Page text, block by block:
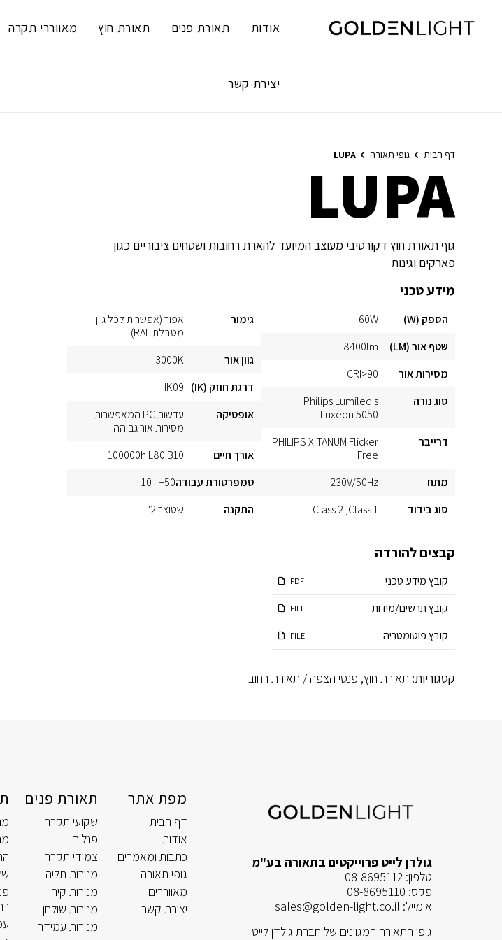
content
אודות תאורת פנים תאורת חוץ מאווררי תקרה
יצירת קשר
דף הבית גופי תאורה LUPA
LUPA
גוף תאורת חוץ דקורטיבי מעוצב המיועד להארת רחובות ושטחים ציבוריים כגון
פארקים וגינות
מידע טכני
הספק (W)
60W
שטף אור (LM)
8400lm
מסירות אור
CRI>90
סוג נורה
Philips Lumiled's
Luxeon 5050
דרייבר
PHILIPS XITANUM Flicker
Free
מתח
230V/50Hz
סוג בידוד
Class 1
Class 2
גימור
אפור (אפשרות לכל גוון
מטבלת RAL)
גוון אור
3000K
דרגת חוזק (IK)
IK09
אופטיקה
עדשות PC המאפשרות
מסירות אור גבוהה
אורך חיים
100000h L80 B10
טמפרטורת עבודה50+ - 10-
התקנה
שטוצר 2"
קבצים להורדה
קובץ מידע טכני PDF
קובץ תרשים/מידות FILE
קובץ פוטומטריה FILE
קטגוריות: תאורת חוץ, פנסי הצפה / תאורת רחוב
גולדן לייט פרוייקטים בתאורה בע"מ
טלפון: 08-8695112
פקס: 08-8695110
אימייל: sales@golden-light.co.il
גופי התאורה המגוונים של חברת גולדן לייט
מפת אתר
דף הבית
אודות
כתבות ומאמרים
גופי תאורה
מאווררים
יצירת קשר
תאורת פנים
שקועי תקרה
פנלים
צמודי תקרה
מנורות תליה
מנורות קיר
מנורות שולחן
מנורות עמידה